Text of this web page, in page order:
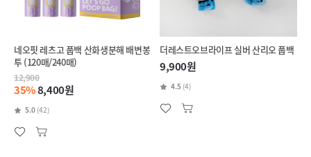
네오핏 레츠고 풉백 산화생분해 배변봉
투 (120매/240매)
12,900
35%8,400원
5.0 (42)
더레스트오브라이프 실버 산리오 풉백
9,900원
4.5 (4)